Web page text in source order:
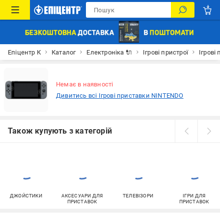
Епіцентр К Каталог Електроніка 🔌 Ігрові пристрої
Немає в наявності
Дивитись всі Ігрові приставки NINTENDO
Також купують з категорій
ДЖОЙСТИКИ
АКСЕСУАРИ ДЛЯ
ПРИСТАВОК
ТЕЛЕВІЗОРИ
ІГРИ ДЛЯ
ПРИСТАВОК